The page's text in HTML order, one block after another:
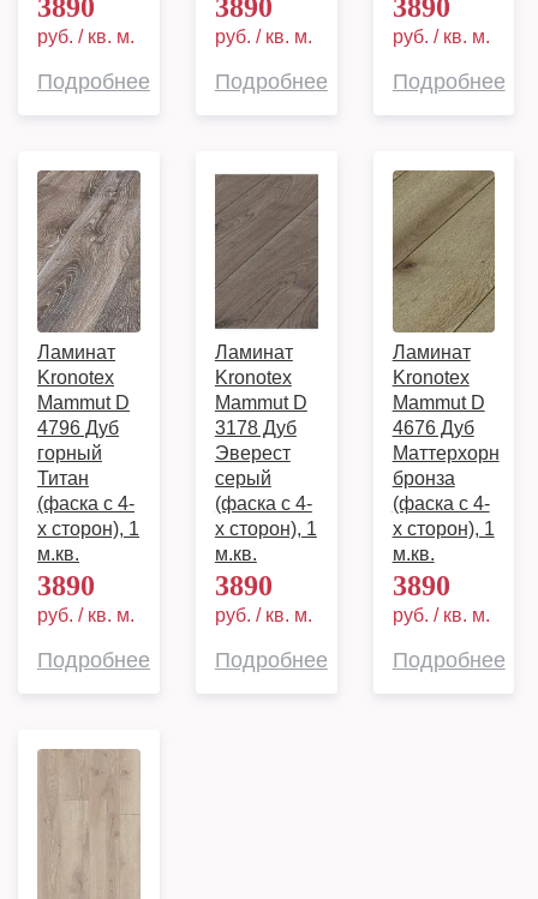
3890
руб. / кв. м.
Подробнее
3890
руб. / кв. м.
Подробнее
3890
руб. / кв. м.
Подробнее
Ламинат
Kronotex
Mammut D
4796 Дуб
горный
Титан
(фаска с 4-
х сторон), 1
м.кв.
3890
руб. / кв. м.
Подробнее
Ламинат
Kronotex
Mammut D
3178 Дуб
Эверест
серый
(фаска с 4-
х сторон), 1
м.кв.
3890
руб. / кв. м.
Подробнее
Ламинат
Kronotex
Mammut D
4676 Дуб
Маттерхорн
бронза
(фаска с 4-
х сторон), 1
м.кв.
3890
руб. / кв. м.
Подробнее